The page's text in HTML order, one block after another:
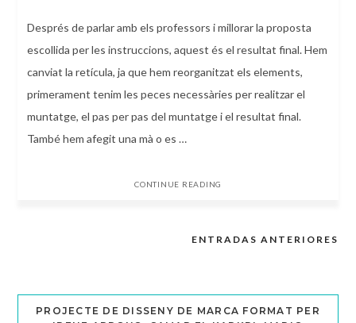
Després de parlar amb els professors i millorar la proposta
escollida per les instruccions, aquest és el resultat final. Hem
canviat la retícula, ja que hem reorganitzat els elements,
primerament tenim les peces necessàries per realitzar el
muntatge, el pas per pas del muntatge i el resultat final.
També hem afegit una mà o es …
CONTINUE READING
entradas
ENTRADAS ANTERIORES
PROJECTE DE DISSENY DE MARCA FORMAT PER